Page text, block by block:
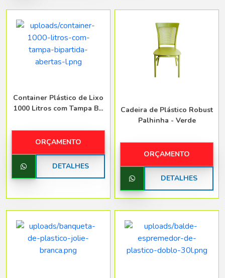
Container Plástico de Lixo
1000 Litros com Tampa B...
ORÇAMENTO
DETALHES
Cadeira de Plástico Robust
Palhinha - Verde
ORÇAMENTO
DETALHES